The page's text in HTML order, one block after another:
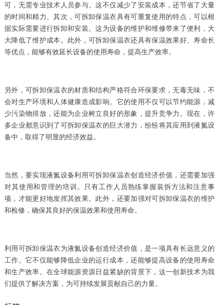
可，无需专业技术人员参与。这不仅减少了安装成本，还节省了大量
的时间和精力。其次，可拆卸保温衣具有可重复使用的特点，可以根
据实际需要进行拆卸和安装。这为设备的维护和维修带来了便利，大
大降低了维护成本。此外，可拆卸保温衣还具有保温效果好、寿命长
等优点，能够有效延长设备的使用寿命，提高生产效率。
另外，可拆卸保温衣的材质和结构严格符合环保要求，无毒无味，不
会对生产环境和人体健康造成影响。它的使用不仅可以节约能源，减
少污染物排放，还能为企业树立良好的形象，提升竞争力。现在，许
多企业都意识到了可拆卸保温衣的巨大潜力，纷纷将其应用到液氮设
备中，取得了明显的经济效益。
当然，要实现液氮设备利用可拆卸保温衣创造经济价值，还需要加强
对其使用和管理的培训。只有工作人员熟练掌握装拆方法和注意事
项，才能更好地发挥其效果。此外，还要加强对可拆卸保温衣的维护
和检修，确保其良好的保温效果和使用寿命。
利用可拆卸保温衣为液氮设备创造经济价值，是一项具有长远意义的
工作。它不仅能够降低企业的运行成本，还能够提高设备的使用寿命
和生产效率。在全球能源资源日益紧缺的背景下，这一创新技术为我
们提供了解决方案，为可持续发展贡献自己的力量。